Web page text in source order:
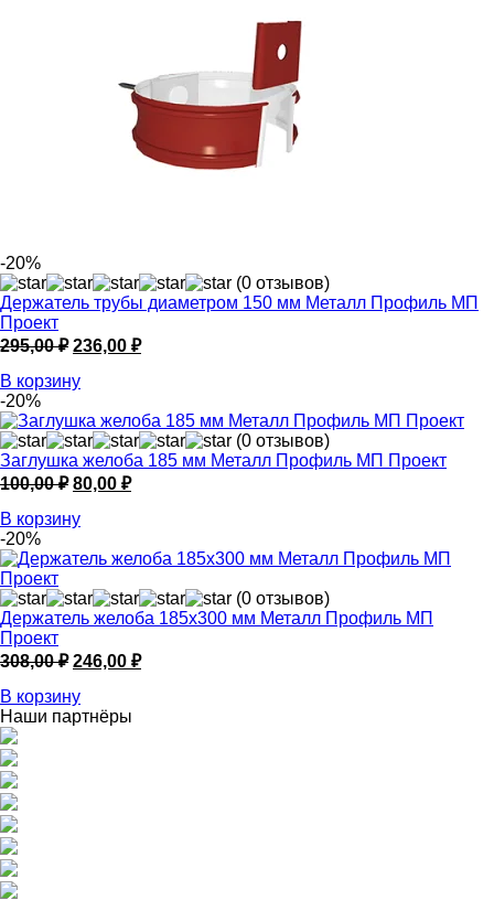
-20%
(0 отзывов)
Держатель трубы диаметром 150 мм Металл Профиль МП
Проект
295,00₽ Первоначальная
составляла
236,00 ₽Текущая
В корзину
-20%
(0 отзывов)
Заглушка желоба 185 мм Металл Профиль МП Проект
100,00₽ Первоначальная
составляла
80,00 ₽Текущая
В корзину
-20%
(0 отзывов)
Держатель желоба 185х300 мм Металл Профиль МП
Проект
308,00₽ Первоначальная
составляла
308,00 ₽.
246,00 ₽Текущая
В корзину
Наши партнёры